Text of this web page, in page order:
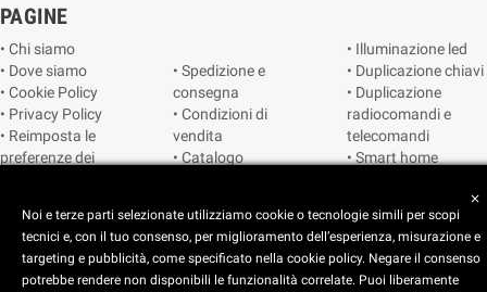
PAGINE
• Chi siamo
• Dove siamo
• Cookie Policy
• Privacy Policy
• Reimposta le
preferenze dei
• Spedizione e
consegna
• Condizioni di
vendita
• Catalogo
• Illuminazione led
• Duplicazione chiavi
• Duplicazione
radiocomandi e
telecomandi
• Smart home
Copyright © 2025 CEART | Negozio di elettronica Torino
close
Noi e terze parti selezionate utilizziamo cookie o tecnologie simili per scopi
tecnici e, con il tuo consenso, per miglioramento dell’esperienza, misurazione e
targeting e pubblicità, come specificato nella cookie policy. Negare il consenso
potrebbe rendere non disponibili le funzionalità correlate. Puoi liberamente